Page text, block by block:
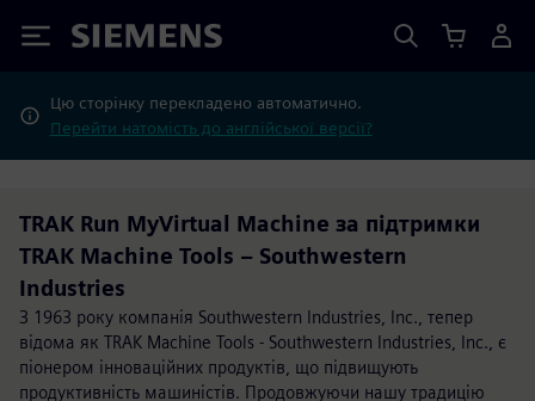
Siemens
Цю сторінку перекладено автоматично.
Перейти натомість до англійської версії?
TRAK Run MyVirtual Machine за підтримки
TRAK Machine Tools – Southwestern
Industries
З 1963 року компанія Southwestern Industries, Inc., тепер
відома як TRAK Machine Tools - Southwestern Industries, Inc., є
піонером інноваційних продуктів, що підвищують
продуктивність машиністів. Продовжуючи нашу традицію